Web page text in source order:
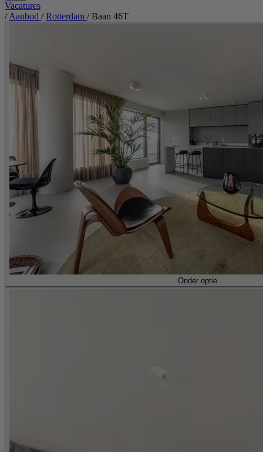
Vacatures
/ Aanbod / Rotterdam / Baan 46T
Onder optie